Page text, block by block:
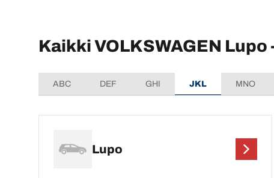
Kaikki VOLKSWAGEN Lupo
ABC DEF GHI JKL MNO
Lupo